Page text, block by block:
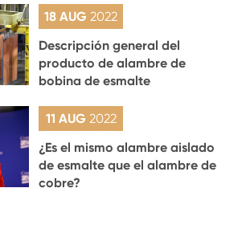
18 AUG2022
Descripción general del
producto de alambre de
bobina de esmalte
11 AUG 2022
¿Es el mismo alambre aislado
de esmalte que el alambre de
cobre?